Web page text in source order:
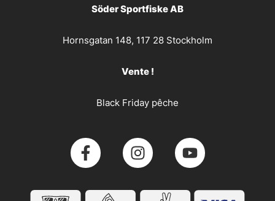
Söder Sportfiske AB
Hornsgatan 148, 117 28 Stockholm
Vente !
Black Friday pêche